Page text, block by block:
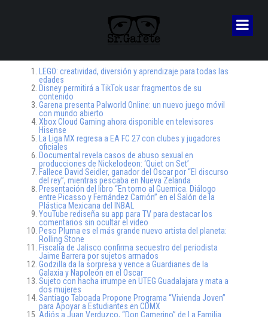
LEGO: creatividad, diversión y aprendizaje para todas las
edades
Disney permitirá a TikTok usar fragmentos de su
contenido
Garena presenta Palworld Online: un nuevo juego móvil
con mundo abierto
Xbox Cloud Gaming ahora disponible en televisores
Hisense
La Liga MX regresa a EA FC 27 con clubes y jugadores
oficiales
Documental revela casos de abuso sexual en
producciones de Nickelodeon: ‘Quiet on Set’
Fallece David Seidler, ganador del Oscar por “El discurso
del rey”, mientras pescaba en Nueva Zelanda
Presentación del libro “En torno al Guernica. Diálogo
entre Picasso y Fernández Carrión” en el Salón de la
Plástica Mexicana del INBAL
YouTube rediseña su app para TV para destacar los
comentarios sin ocultar el video
Peso Pluma es el más grande nuevo artista del planeta:
Rolling Stone
Fiscalía de Jalisco confirma secuestro del periodista
Jaime Barrera por sujetos armados
Godzilla da la sorpresa y vence a Guardianes de la
Galaxia y Napoleón en el Oscar
Sujeto con hacha irrumpe en UTEG Guadalajara y mata a
dos mujeres
Santiago Taboada Propone Programa “Vivienda Joven”
para Apoyar a Estudiantes en CDMX
Adiós a Juan Verduzco, “Don Camerino” de La Familia